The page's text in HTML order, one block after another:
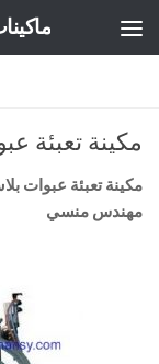
مكينة تعبئة
مكينة تعبئة عبوات بلاستيك
مهندس منسي